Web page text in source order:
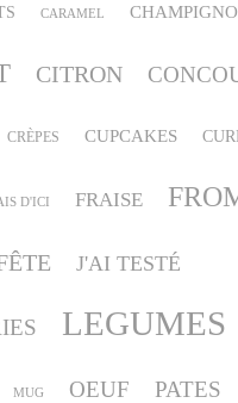
CARAMEL
CITRON
CRÈPES CUPCAKES
D'ICI FRAISE
J'AI TESTÉ
LEGUMES
MUG OEUF PATES